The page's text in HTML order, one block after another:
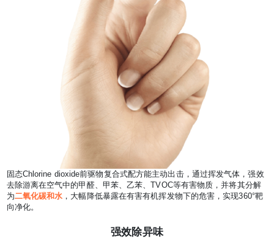
固态Chlorine dioxide前驱物复合式配方能主动出击，通过挥发气体，强效
去除游离在空气中的甲醛、甲苯、乙苯、TVOC等有害物质，并将其分解
为二氧化碳和水 ，大幅降低暴露在有害有机挥发物下的危害，实现360°靶
向净化。
强效除异味